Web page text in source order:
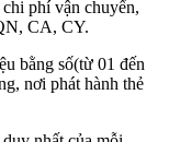
phí vận chuyển,
CA, CY.
bằng số(từ 01 đến
nơi phát hành thẻ